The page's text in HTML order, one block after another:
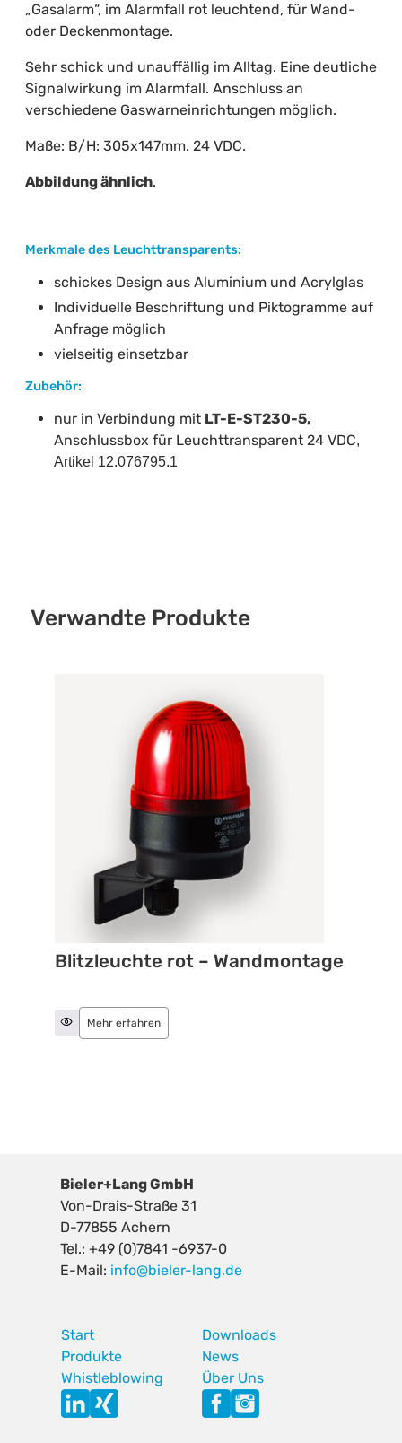
„Gasalarm“, im Alarmfall rot leuchtend, für Wand-
oder Deckenmontage.
Sehr schick und unauffällig im Alltag. Eine deutliche
Signalwirkung im Alarmfall. Anschluss an
verschiedene Gaswarneinrichtungen möglich.
Maße: B/H: 305x147mm. 24 VDC.
Abbildung ähnlich.
Merkmale des Leuchttransparents:
schickes Design aus Aluminium und Acrylglas
Individuelle Beschriftung und Piktogramme auf
Anfrage möglich
vielseitig einsetzbar
Zubehör:
nur in Verbindung mit LT-E-ST230-5,
Anschlussbox für Leuchttransparent 24 VDC,
Artikel 12.076795.1
Verwandte Produkte
Blitzleuchte rot – Wandmontage
Mehr erfahren
Bieler+Lang GmbH
Von-Drais-Straße 31
D-77855 Achern
Tel.: +49 (0)7841 -6937-0
E-Mail: info@bieler-lang.de
Start
Produkte
Whistleblowing
Downloads
News
Über Uns